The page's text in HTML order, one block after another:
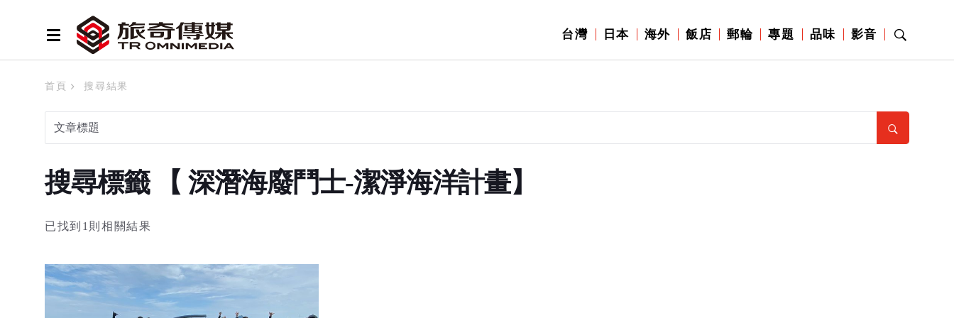
台灣 日本 海外 飯店 郵輪 專題 品味 影音
首頁 搜尋結果
搜尋標籤 【 深潛海廢鬥士-潔淨海洋計畫】
已找到1則相關結果